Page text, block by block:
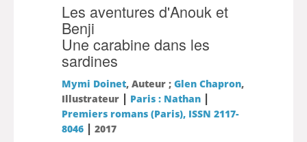
Les aventures d'Anouk et
Benji
Une carabine dans les
sardines
Mymi Doinet, Auteur ; Glen Chapron,
Illustrateur | Paris : Nathan|
Premiers romans (Paris), ISSN 2117-
8046| 2017